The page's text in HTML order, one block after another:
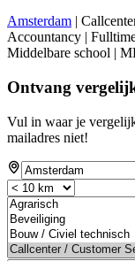
Amsterdam |
Accountancy |
Middelbare school |
Ontvang
Vul in waar je
mailadres niet!